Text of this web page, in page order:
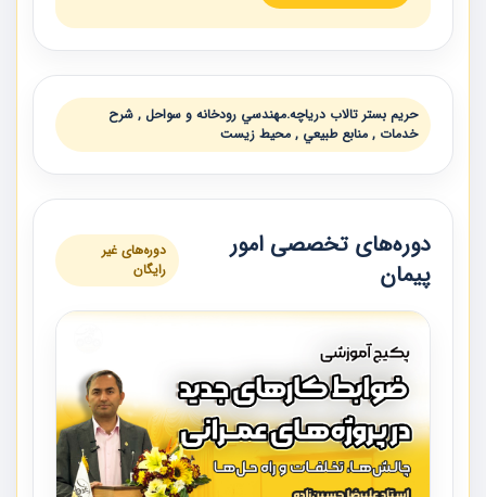
حريم بستر تالاب درياچه.مهندسي رودخانه و سواحل , شرح
خدمات , منابع طبيعي , محيط زيست
دوره‌های تخصصی امور
پیمان
دوره‌های غیر
رایگان